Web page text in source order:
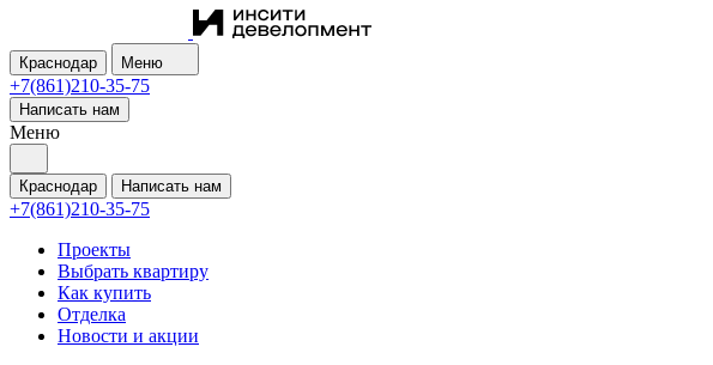
Краснодар Меню
+7(861)210-35-75
Написать нам
Меню
Краснодар Написать нам
+7(861)210-35-75
Проекты
Выбрать квартиру
Как купить
Отделка
Новости и акции